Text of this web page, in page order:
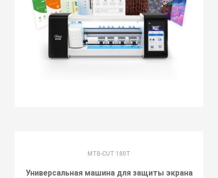
MTB-CUT 180T
Универсальная машина для защиты экрана